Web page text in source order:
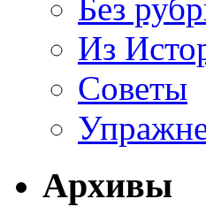
Без
Из
Советы
Архивы